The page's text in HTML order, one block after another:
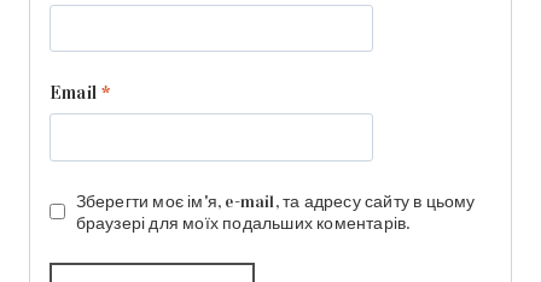
Email*
Зберегти моє ім'я, e-mail, та адресу сайту в цьому
браузері для моїх подальших коментарів.